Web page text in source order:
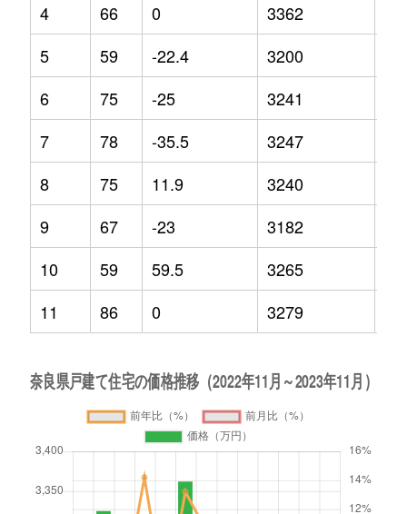
4
66 0 3362
5
59 -22.4 3200
6
75 -25 3241
7
78 -35.5 3247
8
75 11.9 3240
9
67 -23 3182
10
59 59.5 3265
11
86 0 3279